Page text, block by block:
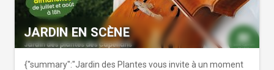
JARDIN EN SCÈNE
{"summary":"Jardin des Plantes vous invite à un moment